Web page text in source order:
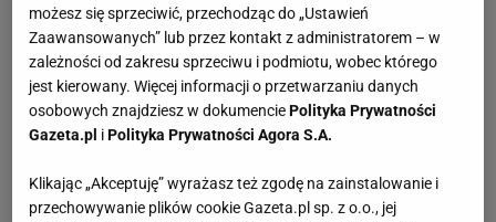
możesz się sprzeciwić, przechodząc do „Ustawień
Zaawansowanych” lub przez kontakt z administratorem – w
zależności od zakresu sprzeciwu i podmiotu, wobec którego
jest kierowany. Więcej informacji o przetwarzaniu danych
osobowych znajdziesz w dokumenciePolityka Prywatności
Gazeta.pl iPolityka Prywatności Agora S.A.
Klikając „Akceptuję” wyrażasz też zgodę na zainstalowanie i
przechowywanie plików cookie Gazeta.pl sp. z o.o., jej